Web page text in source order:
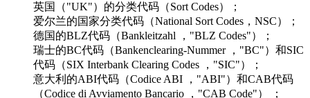
英国（"UK"）的分类代码（Sort Codes）；
爱尔兰的国家分类代码（National Sort Codes，NSC）；
德国的BLZ代码（Bankleitzahl ，"BLZ Codes"）；
瑞士的BC代码（Bankenclearing-Nummer ，"BC"）和SIC
代码（SIX Interbank Clearing Codes ，"SIC"）；
意大利的ABI代码（Codice ABI ，"ABI"）和CAB代码
（Codice di Avviamento Bancario ，"CAB Code"） ；